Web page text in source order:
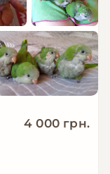
4 000 грн.